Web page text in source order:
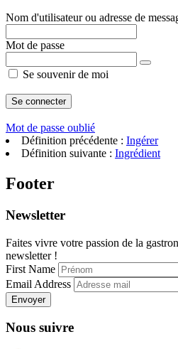
Nom d'utilisateur ou adresse de
Mot de passe
Se souvenir de moi
Mot de passe oublié
Définition précédente : Ingérer
Définition suivante : Ingrédient
Footer
Newsletter
Faites vivre votre passion de la
newsletter !
First Name
Email Address
Envoyer
Nous suivre